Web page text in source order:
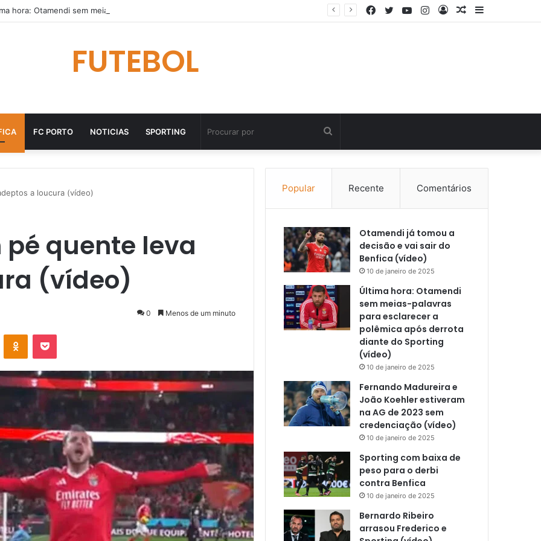
Barra
Artigo
Entrar
Instagram
YouTube
Twitter
Facebook
FUTEBOL
FC PORTO NOTICIAS SPORTING Procurar
por
a loucura (vídeo)
quente leva
(vídeo)
0 Menos de um minuto
OK Pocket
Popular Recente Comentários
Otamendi já tomou a
decisão e vai sair do
Benfica (vídeo)
10 de janeiro de 2025
Última hora: Otamendi
sem meias-palavras
para esclarecer a
polêmica após derrota
diante do Sporting
(vídeo)
10 de janeiro de 2025
Fernando Madureira e
João Koehler estiveram
na AG de 2023 sem
credenciação (vídeo)
10 de janeiro de 2025
Sporting com baixa de
peso para o derbi
contra Benfica
10 de janeiro de 2025
Bernardo Ribeiro
arrasou Frederico e